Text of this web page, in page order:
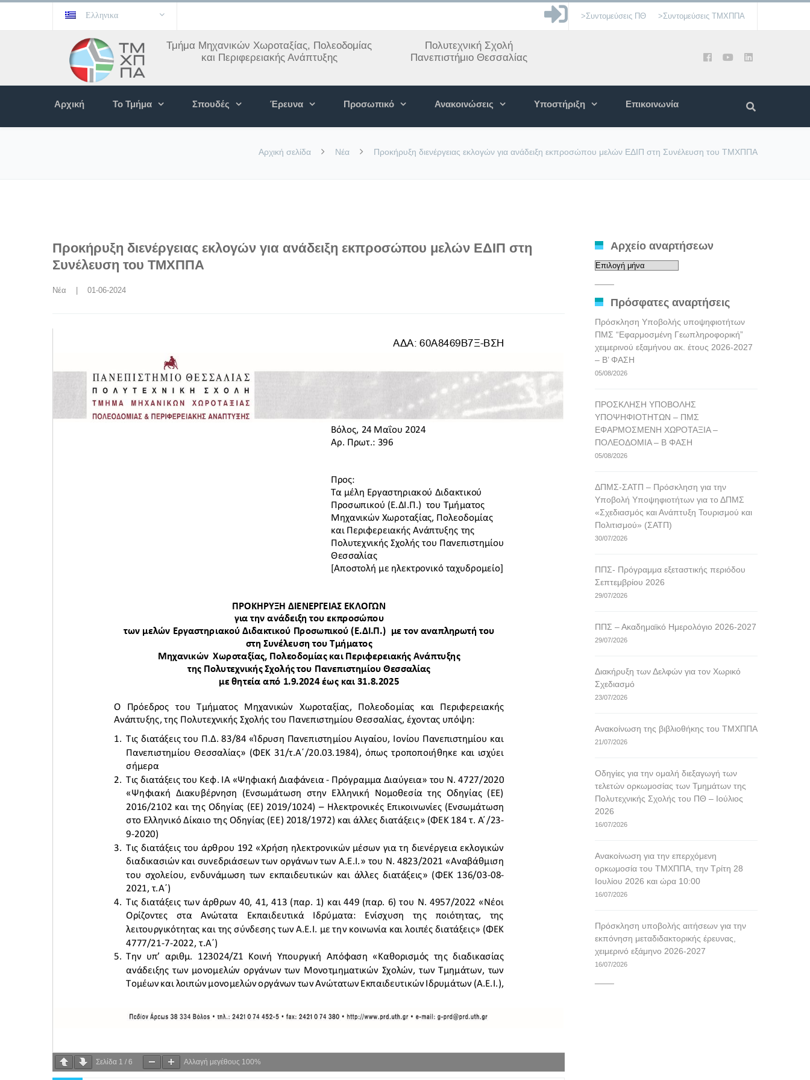
Ελληνικα >Συντομεύσεις ΠΘ >Συντομεύσεις ΤΜΧΠΠΑ
Τμήμα Μηχανικών Χωροταξίας, Πολεοδομίας
και Περιφερειακής Ανάπτυξης
Πολυτεχνική Σχολή
Πανεπιστήμιο Θεσσαλίας
Αρχική Το Τμήμα Σπουδές Έρευνα Προσωπικό Ανακοινώσεις Υποστήριξη Επικοινωνία
Αρχική σελίδα Νέα Προκήρυξη διενέργειας εκλογών για ανάδειξη εκπροσώπου μελών ΕΔΙΠ στη Συνέλευση του ΤΜΧΠΠΑ
Προκήρυξη διενέργειας εκλογών για ανάδειξη εκπροσώπου μελών ΕΔΙΠ στη
Συνέλευση του ΤΜΧΠΠΑ
Νέα
    |    01-06-2024
Σελίδα 1 / 6 Αλλαγή μεγέθους 100%
Αρχείο αναρτήσεων
Αρχείο
Πρόσφατες αναρτήσεις
Πρόσκληση Υποβολής υποψηφιοτήτων
ΠΜΣ “Εφαρμοσμένη Γεωπληροφορική”
χειμερινού εξαμήνου ακ. έτους 2026-2027
– Β’ ΦΑΣΗ
05/08/2026
ΠΡΟΣΚΛΗΣΗ ΥΠΟΒΟΛΗΣ
ΥΠΟΨΗΦΙΟΤΗΤΩΝ – ΠΜΣ
ΕΦΑΡΜΟΣΜΕΝΗ ΧΩΡΟΤΑΞΙΑ –
ΠΟΛΕΟΔΟΜΙΑ – Β ΦΑΣΗ
05/08/2026
ΔΠΜΣ-ΣΑΤΠ – Πρόσκληση για την
Υποβολή Υποψηφιοτήτων για το ΔΠΜΣ
«Σχεδιασμός και Ανάπτυξη Τουρισμού και
Πολιτισμού» (ΣΑΤΠ)
30/07/2026
ΠΠΣ- Πρόγραμμα εξεταστικής περιόδου
Σεπτεμβρίου 2026
29/07/2026
ΠΠΣ – Ακαδημαϊκό Ημερολόγιο 2026-2027
29/07/2026
Διακήρυξη των Δελφών για τον Χωρικό
Σχεδιασμό
23/07/2026
Ανακοίνωση της βιβλιοθήκης του ΤΜΧΠΠΑ
21/07/2026
Οδηγίες για την ομαλή διεξαγωγή των
τελετών ορκωμοσίας των Τμημάτων της
Πολυτεχνικής Σχολής του ΠΘ – Ιούλιος
2026
16/07/2026
Ανακοίνωση για την επερχόμενη
ορκωμοσία του ΤΜΧΠΠΑ, την Τρίτη 28
Ιουλίου 2026 και ώρα 10:00
16/07/2026
Πρόσκληση υποβολής αιτήσεων για την
εκπόνηση μεταδιδακτορικής έρευνας,
χειμερινό εξάμηνο 2026-2027
16/07/2026